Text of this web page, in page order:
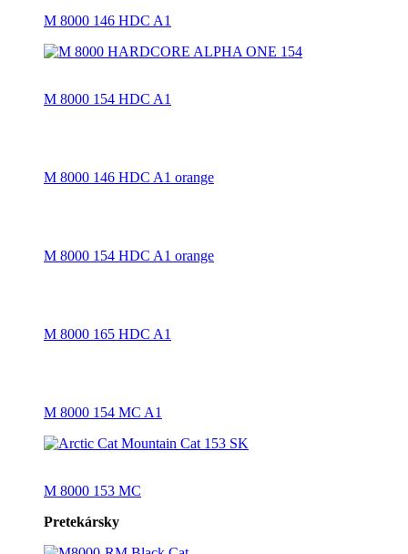
M 8000 146 HDC A1
M 8000 154 HDC A1
M 8000 146 HDC A1 orange
M 8000 154 HDC A1 orange
M 8000 165 HDC A1
M 8000 154 MC A1
M 8000 153 MC
Pretekársky